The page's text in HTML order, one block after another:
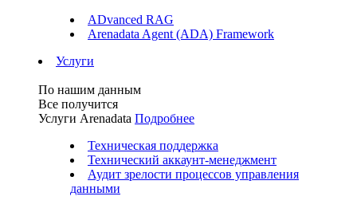
ADvanced RAG
Arenadata Agent (ADA) Framework
Услуги
По нашим данным
Все получится
Услуги Arenadata Подробнее
Техническая поддержка
Технический аккаунт-менеджмент
Аудит зрелости процессов управления
данными